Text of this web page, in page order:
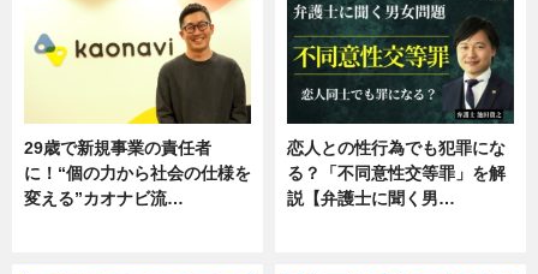
29歳で新規事業の責任者
に！“個の力から社会の仕様を
変える”カオナビ流…
恋人との性行為でも犯罪にな
る？「不同意性交等罪」を解
説【弁護士に聞く男…